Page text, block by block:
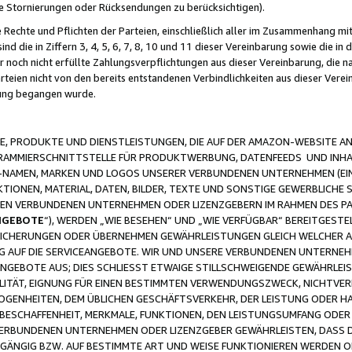
oder Rücksendungen zu berücksichtigen).
und Pflichten der Parteien, einschließlich aller im Zusammenhang
die in Ziffern 3, 4, 5, 6, 7, 8, 10 und 11 dieser Vereinbarung sowie die
nicht erfüllte Zahlungsverpflichtungen aus dieser Vereinbarung, die
nicht von den bereits entstandenen Verbindlichkeiten aus dieser
begangen wurde.
UND DIENSTLEISTUNGEN, DIE AUF DER AMAZON-WEBSITE
FÜR PRODUKTWERBUNG, DATENFEEDS UND
MARKEN UND LOGOS UNSERER VERBUNDENEN UNTERNEHMEN
MATERIAL, DATEN, BILDER, TEXTE UND SONSTIGE
VERBUNDENEN UNTERNEHMEN ODER LIZENZGEBERN IM RAHMEN DES
“), WERDEN „WIE BESEHEN“ UND „WIE VERFÜGBAR“
ODER ÜBERNEHMEN GEWÄHRLEISTUNGEN GLEICH WELCHER
DIE SERVICEANGEBOTE. WIR UND UNSERE VERBUNDENEN
AUS; DIES SCHLIESST ETWAIGE STILLSCHWEIGENDE
EIGNUNG FÜR EINEN BESTIMMTEN VERWENDUNGSZWECK,
DEM ÜBLICHEN GESCHÄFTSVERKEHR, DER LEISTUNG ODER
MERKMALE, FUNKTIONEN, DEN LEISTUNGSUMFANG
UNTERNEHMEN ODER LIZENZGEBER GEWÄHRLEISTEN, DASS
BZW. AUF BESTIMMTE ART UND WEISE FUNKTIONIEREN WERDEN